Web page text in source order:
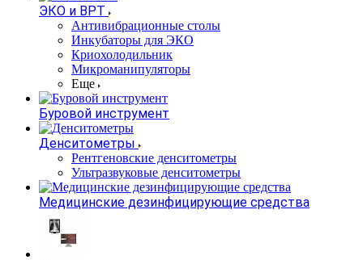
ЭКО и ВРТ
Антивибрационные столы
Инкубаторы для ЭКО
Криохолодильник
Микроманипуляторы
Еще
Буровой инструмент
Денситометры
Рентгеновские денситометры
Ультразвуковые денситометры
Медицинские дезинфицирующие средства